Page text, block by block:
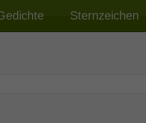
Sternzeichen